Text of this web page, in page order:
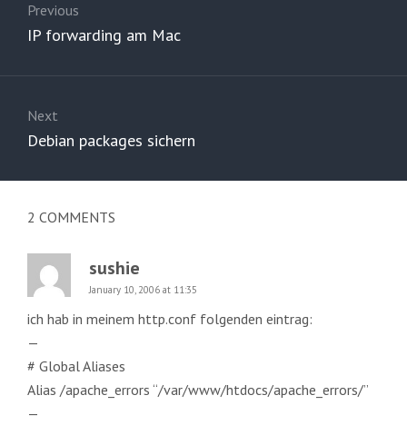
navigation
Previous
Previous
IP forwarding am Mac
Next
Next
Debian packages sichern
2 COMMENTS
sushie
January 10, 2006 at 11:35
ich hab in meinem http.conf folgenden eintrag:
—
# Global Aliases
Alias /apache_errors “/var/www/htdocs/apache_errors/”
—